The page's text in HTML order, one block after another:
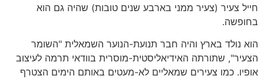
חייל צעיר (צעיר ממני בארבע שנים טובות) שהיה גם הוא
בחופשה.
הוא נולד בארץ והיה חבר תנועת-הנוער השמאלית "השומר
הצעיר", שתורתה האידיאליסטית-מוסרית בוודאי תרמה לעיצוב
אופיו. כמו צעירים שמאליים לא-מעטים באותם הימים הצטרף